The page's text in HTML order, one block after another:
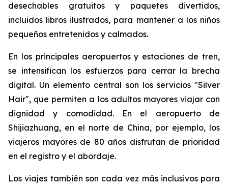
desechables gratuitos y paquetes divertidos,
incluidos libros ilustrados, para mantener a los niños
pequeños entretenidos y calmados.
En los principales aeropuertos y estaciones de tren,
se intensifican los esfuerzos para cerrar la brecha
digital. Un elemento central son los servicios "Silver
Hair", que permiten a los adultos mayores viajar con
dignidad y comodidad. En el aeropuerto de
Shijiazhuang, en el norte de China, por ejemplo, los
viajeros mayores de 80 años disfrutan de prioridad
en el registro y el abordaje.
Los viajes también son cada vez más inclusivos para